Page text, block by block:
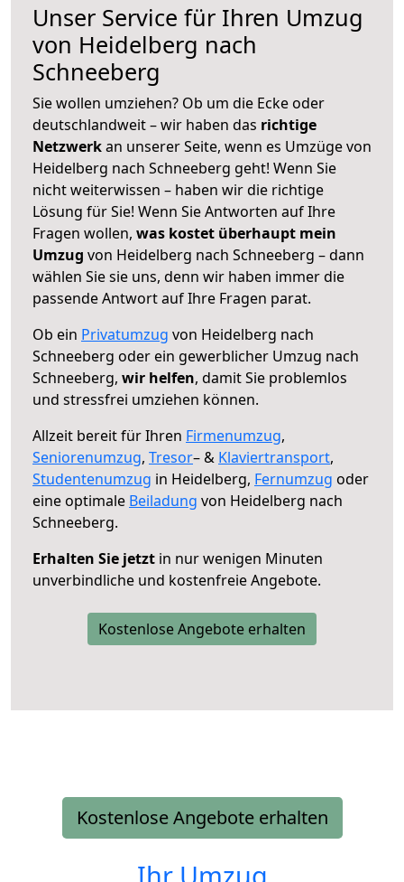
Unser Service für Ihren Umzug
von Heidelberg nach
Schneeberg
Sie wollen umziehen? Ob um die Ecke oder
deutschlandweit – wir haben das richtige
Netzwerkan unserer Seite, wenn es Umzüge von
Heidelberg nach Schneeberg geht! Wenn Sie
nicht weiterwissen – haben wir die richtige
Lösung für Sie! Wenn Sie Antworten auf Ihre
Fragen wollen, was kostet überhaupt mein
Umzug von Heidelberg nach Schneeberg – dann
wählen Sie sie uns, denn wir haben immer die
passende Antwort auf Ihre Fragen parat.
Ob ein Privatumzug von Heidelberg nach
Schneeberg oder ein gewerblicher Umzug nach
Schneeberg, wir helfen, damit Sie problemlos
und stressfrei umziehen können.
Allzeit bereit für Ihren Firmenumzug,
Seniorenumzug, Tresor– & Klaviertransport,
Studentenumzug in Heidelberg, Fernumzug oder
eine optimale Beiladung von Heidelberg nach
Schneeberg.
Erhalten Sie jetzt in nur wenigen Minuten
unverbindliche und kostenfreie Angebote.
Kostenlose Angebote erhalten
Kostenlose Angebote erhalten
Ihr Umzug